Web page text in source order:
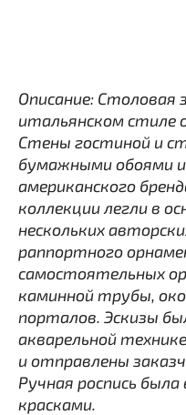
Описание: Столовая
итальянском стиле
Стены гостиной и
бумажными обоями
американского
коллекции легли в
нескольких
раппортного
самостоятельных
каминной трубы,
порталов. Эскизы
акварельной
и отправлены
Ручная роспись
красками.